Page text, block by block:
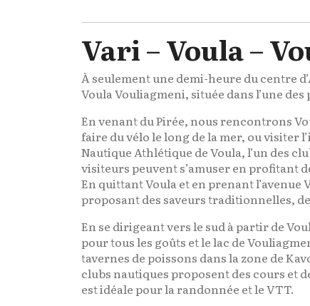
Vari – Voula –
À seulement une demi-heure du centre
Voula Vouliagmeni, située dans l’une
En venant du Pirée, nous rencontrons
faire du vélo le long de la mer, ou visiter
Nautique Athlétique de Voula, l’un des
visiteurs peuvent s’amuser en profitant
En quittant Voula et en prenant
proposant des saveurs traditionnelles,
En se dirigeant vers le sud à partir de
pour tous les goûts et le lac de
tavernes de poissons dans la zone de
clubs nautiques proposent des cours et
est idéale pour la randonnée et le VTT.